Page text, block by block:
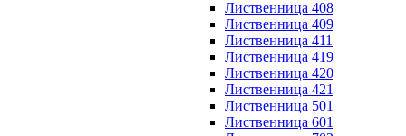
Лиственница 408
Лиственница 409
Лиственница 411
Лиственница 419
Лиственница 420
Лиственница 421
Лиственница 501
Лиственница 601